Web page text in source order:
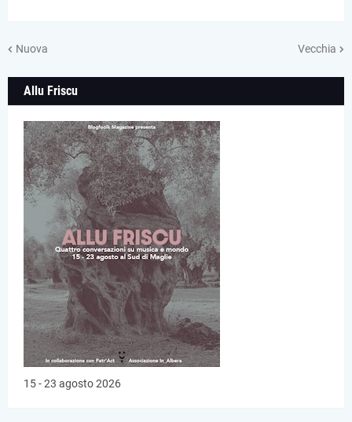
Nuova Vecchia
Allu Friscu
15 - 23 agosto 2026